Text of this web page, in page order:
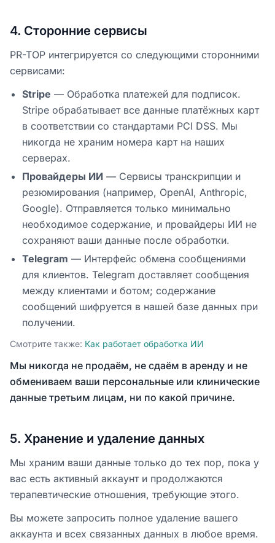
4. Сторонние сервисы
PR-TOP интегрируется со следующими сторонними
сервисами:
Stripe — Обработка платежей для подписок.
Stripe обрабатывает все данные платёжных карт
в соответствии со стандартами PCI DSS. Мы
никогда не храним номера карт на наших
серверах.
Провайдеры ИИ — Сервисы транскрипции и
резюмирования (например, OpenAI, Anthropic,
Google). Отправляется только минимально
необходимое содержание, и провайдеры ИИ не
сохраняют ваши данные после обработки.
Telegram — Интерфейс обмена сообщениями
для клиентов. Telegram доставляет сообщения
между клиентами и ботом; содержание
сообщений шифруется в нашей базе данных при
получении.
Смотрите также: Как работает обработка ИИ
Мы никогда не продаём, не сдаём в аренду и не
обмениваем ваши персональные или клинические
данные третьим лицам, ни по какой причине.
5. Хранение и удаление данных
Мы храним ваши данные только до тех пор, пока у
вас есть активный аккаунт и продолжаются
терапевтические отношения, требующие этого.
Вы можете запросить полное удаление вашего
аккаунта и всех связанных данных в любое время.